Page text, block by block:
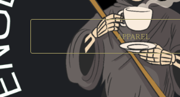
APPAREL